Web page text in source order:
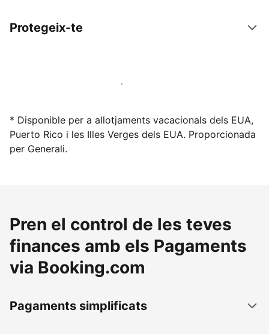
Protegeix-te
Lloga l'allotjament amb nosaltres avui mateix
* Disponible per a allotjaments vacacionals dels EUA,
Puerto Rico i les Illes Verges dels EUA. Proporcionada
per Generali.
Pren el control de les teves
finances amb els Pagaments
via Booking.com
Pagaments simplificats